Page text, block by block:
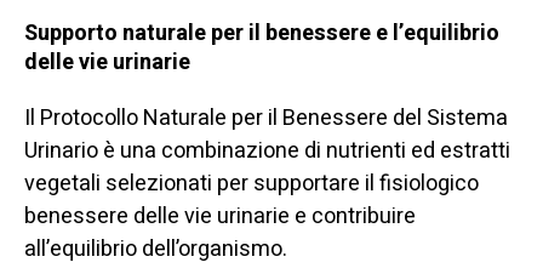
Supporto naturale per il benessere e l’equilibrio
delle vie urinarie
Il Protocollo Naturale per il Benessere del Sistema
Urinario è una combinazione di nutrienti ed estratti
vegetali selezionati per supportare il fisiologico
benessere delle vie urinarie e contribuire
all’equilibrio dell’organismo.